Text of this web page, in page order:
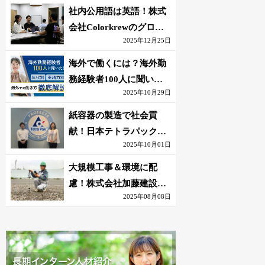
社内公用語は英語！株式
会社Colorkrewのグロー
バルかつ若手が輝く環境
2025年12月25日
海外で働くには？海外勤
務経験者100人に聞いた
おすすめ職種｜英語話せ
ないOK求人はある？
2025年10月29日
紙容器の製造で社会貢
献！日本テトラパック株
式会社のグローバルな環
境
2025年10月01日
大規模工事＆環境に配
慮！株式会社加藤建設の
若手が語る現場監督の働
2025年08月08日